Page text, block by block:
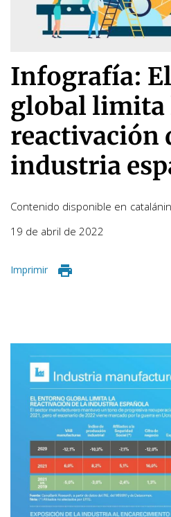
Infografía:
global limita
reactivación
industria
Contenido disponible en catalán
19 de abril de 2022
Imprimir